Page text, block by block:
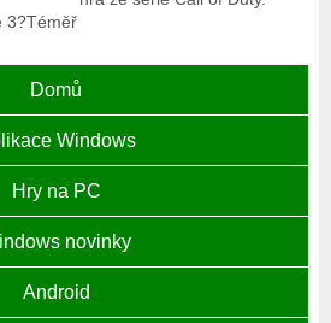
3?Téměř
Domů
Windows
Hry na PC
novinky
Android